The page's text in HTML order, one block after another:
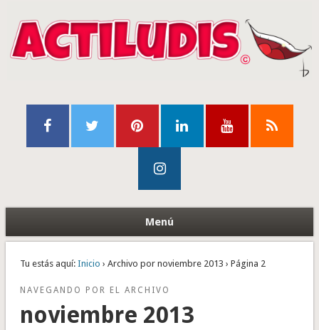
Menú
Tu estás aquí: Inicio › Archivo por noviembre 2013 › Página 2
NAVEGANDO POR EL ARCHIVO
noviembre 2013